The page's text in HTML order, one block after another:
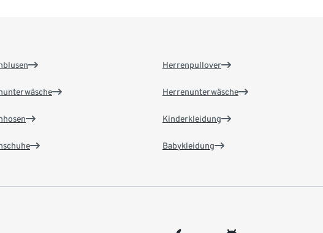
Herrenpullover
Herrenunterwäsche
Kinderkleidung
Babykleidung